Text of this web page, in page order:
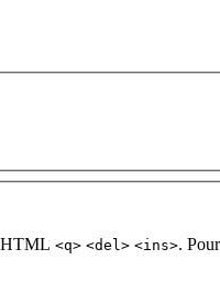
HTML <q> <del> <ins>.